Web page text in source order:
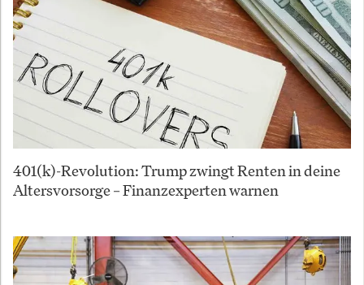
401(k)-Revolution: Trump zwingt Renten in deine
Altersvorsorge – Finanzexperten warnen